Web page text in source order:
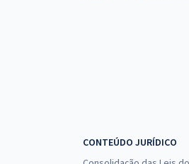
CONTEÚDO JURÍDICO